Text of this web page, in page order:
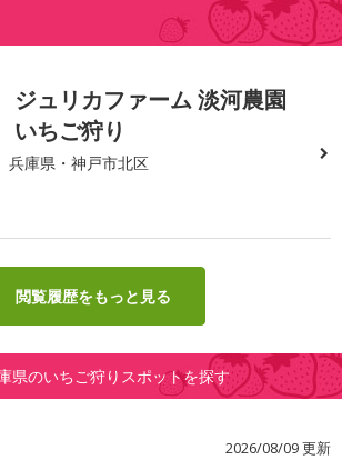
ジュリカファーム 淡河農園
いちご狩り
兵庫県・神戸市北区
閲覧履歴をもっと見る
県のいちご狩りスポットを探す
2026/08/09 更新